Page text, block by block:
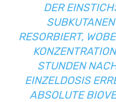
DER
RESORBIERT,
STUNDEN
EINZELDOSIS
ABSOLUTE